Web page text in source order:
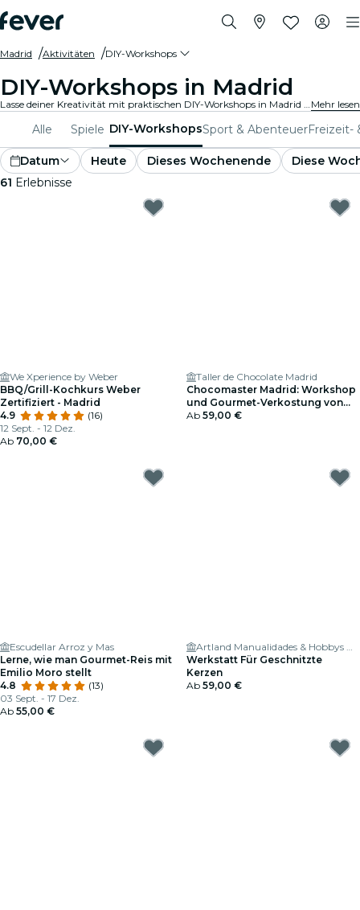
Madrid Aktivitäten DIY-Workshops
DIY-Workshops in Madrid
Lasse deiner Kreativität mit praktischen DIY-Workshops in Madrid freien Lauf. Lerne neue Fertigkeiten, gestalte einzigartige Kunstwerke und triff auf Gleichgesinnte in einer einladenden Umgebung. Mehr lesen
Alle Spiele DIY-WorkshopsSport & AbenteuerFreizeit-
Datum Heute Dieses Wochenende
Diese
61 Erlebnisse
We Xperience by Weber
BBQ/Grill-Kochkurs Weber
Zertifiziert - Madrid
4.9
(16)
12 Sept. - 12 Dez.
Ab 70,00 €
Taller de Chocolate Madrid
Chocomaster Madrid: Workshop
und Gourmet-Verkostung von
Professionellen Pralinen
Ab 59,00 €
Escudellar Arroz y Mas
Lerne, wie man Gourmet-Reis mit
Emilio Moro stellt
4.8
(13)
03 Sept. - 17 Dez.
Ab 55,00 €
Artland Manualidades & Hobbys Madrid
Werkstatt Für Geschnitzte
Kerzen
Ab 59,00 €